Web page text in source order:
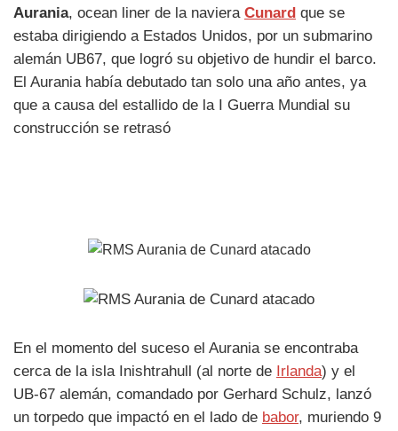
Aurania, ocean liner de la naviera Cunard que se
estaba dirigiendo a Estados Unidos, por un submarino
alemán UB67, que logró su objetivo de hundir el barco.
El Aurania había debutado tan solo una año antes, ya
que a causa del estallido de la I Guerra Mundial su
construcción se retrasó
En el momento del suceso el Aurania se encontraba
cerca de la isla Inishtrahull (al norte de Irlanda) y el
UB-67 alemán, comandado por Gerhard Schulz, lanzó
un torpedo que impactó en el lado de babor, muriendo 9